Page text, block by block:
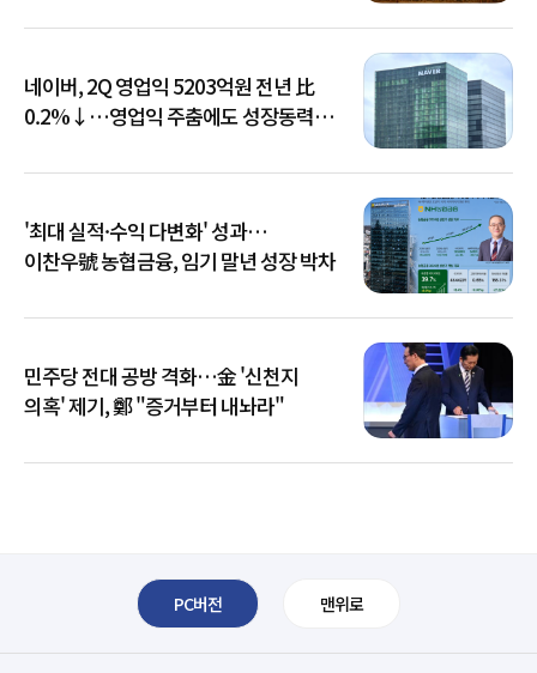
네이버, 2Q 영업익 5203억원 전년 比
0.2%↓…영업익 주춤에도 성장동력
'최대 실적·수익 다변화' 성과…
이찬우號 농협금융, 임기 말년 성장 박차
민주당 전대 공방 격화…金 '신천지
의혹' 제기, 鄭 "증거부터 내놔라"
PC버전 맨위로